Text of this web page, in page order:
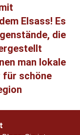
Elsass! Es
die
man lokale
für schöne